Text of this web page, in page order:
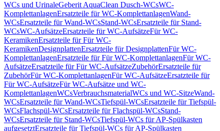
WCs und UrinaleGeberit AquaClean Dusch-WCsWC-
KomplettanlagenErsatzteile für WC-KomplettanlagenWand-
WCsErsatzteile für Wand-WCsStand-WCsErsatzteile für Stand-
WCsWC-AufsätzeErsatzteile für WC-AufsätzeFür WC-
KeramikenErsatzteile für Für WC-
KeramikenDesignplattenErsatzteile für DesignplattenFür WC-
KomplettanlagenErsatzteile für Für WC-KomplettanlagenFür WC-
AufsätzeErsatzteile für Für WC-AufsätzeZubehörErsatzteile für
ZubehörFür WC-KomplettanlagenFür WC-AufsätzeErsatzteile für
Für WC-AufsätzeFür WC-Aufsätze und WC-
KomplettanlagenWCsVerbrauchsmaterialWCs und WC-SitzeWand-
WCsErsatzteile für Wand-WCsTiefspül-WCsErsatzteile für Tiefspül-
WCsFlachspül-WCsErsatzteile für Flachspül-WCsStand-
WCsErsatzteile für Stand-WCsTiefspül-WCs für AP-Spülkasten
aufgesetztErsatzteile für Tiefspül-WCs für AP-Spülkasten